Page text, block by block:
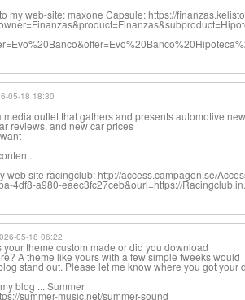
my web-site: maxone Capsule: https://
05-18 18:30
media outlet that gathers and presents automotive
reviews, and new car prices
web site racingclub: http://access.campagon.se/
4df8-a980-eaec3fc27ceb&ourl=https://
05-18 06:22
your theme custom made or did you download
A theme like yours with a few simple tweeks would
stand out. Please let me know where you got your
blog ... Summer
summer-music.net/summer-sound